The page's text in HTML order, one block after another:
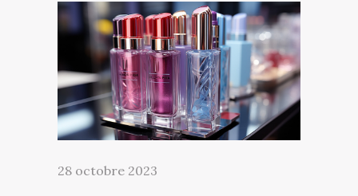
28 octobre 2023